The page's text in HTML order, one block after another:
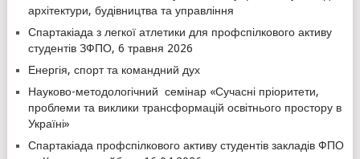
архітектури, будівництва та управління
Спартакіада з легкої атлетики для профспілкового активу
студентів ЗФПО, 6 травня 2026
Енергія, спорт та командний дух
Науково-методологічний семінар «Сучасні пріоритети,
проблеми та виклики трансформацій освітнього простору в
Україні»
Спартакіада профспілкового активу студентів закладів ФПО